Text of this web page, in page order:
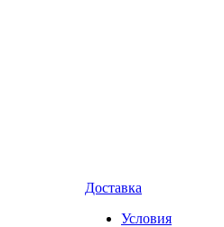
Доставка
Условия